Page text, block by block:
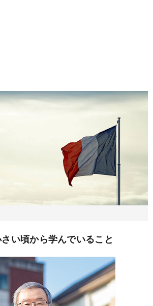
い頃から学んでいること